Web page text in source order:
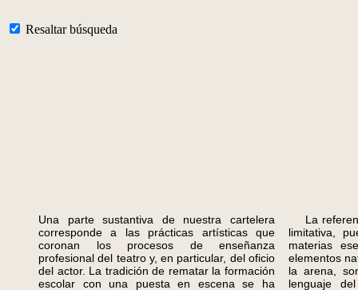
Resaltar búsqueda
Una parte sustantiva de nuestra cartelera
corresponde a las prácticas artísticas que
coronan los procesos de enseñanza
profesional del teatro y, en particular, del oficio
del actor. La tradición de rematar la formación
escolar con una puesta en escena se ha
La
limitativa,
materias
elementos
la arena,
lenguaje